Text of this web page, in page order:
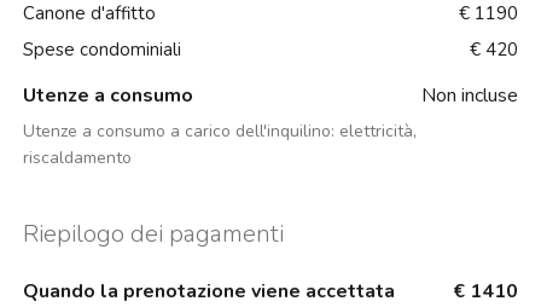
Canone d'affitto
€ 1190
Spese condominiali
€ 420
Utenze a consumo Non incluse
Utenze a consumo a carico dell'inquilino: elettricità,
riscaldamento
Riepilogo dei pagamenti
Quando la prenotazione viene accettata € 1410